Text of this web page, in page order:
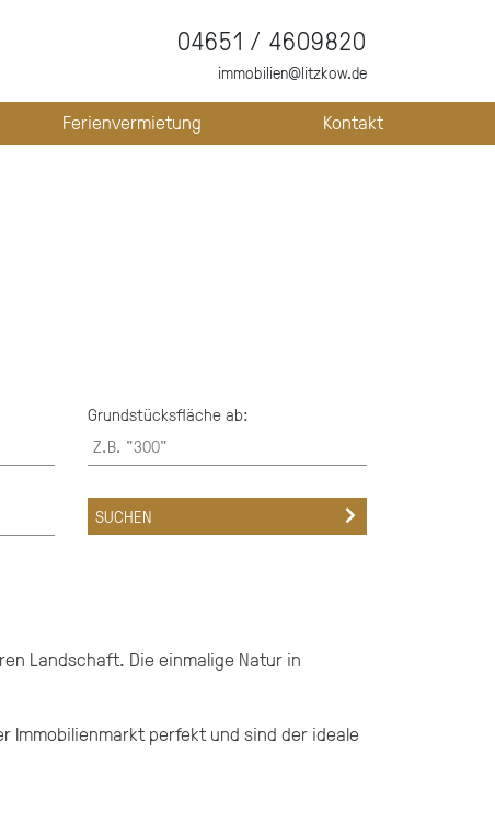
04651 / 4609820
immobilien@litzkow.de
Ferienvermietung Kontakt
Grundstücksfläche ab:
Landschaft. Die einmalige Natur in
Immobilienmarkt perfekt und sind der ideale